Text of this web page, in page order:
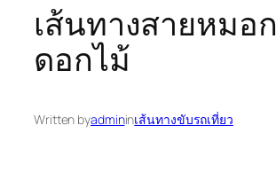
เส้นทางสายหมอก
ดอกไม้
Written byadmininเส้นทางขับรถเที่ยว